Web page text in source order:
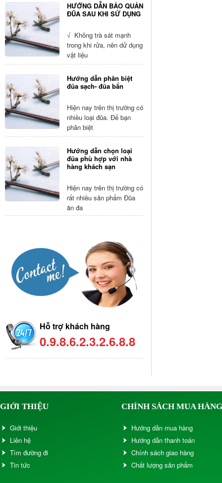
HƯỚNG DẪN BẢO QUẢN
ĐŨA SAU KHI SỬ DỤNG
√ Không trà sát mạnh
trong khi rửa, nên dử dụng
vật liệu
Hướng dẫn phân biệt
đũa sạch- đũa bẩn
Hiện nay trên thị trường có
nhiều loại đũa. Để bạn
phân biệt
Hướng dẫn chọn loại
đũa phù hợp với nhà
hàng khách sạn
Hiện nay trên thị trường có
rất nhiều sản phẩm Đũa
ăn đa
Hỗ trợ khách hàng
0.9.8.6.2.3.2.6.8.8
GIỚI THIỆU
Giới thiệu
Liên hệ
Tìm đường đi
Tin tức
CHÍNH SÁCH MUA HÀNG
Hướng dẫn mua hàng
Hướng dẫn thanh toán
Chính sách giao hàng
Chất lượng sản phẩm